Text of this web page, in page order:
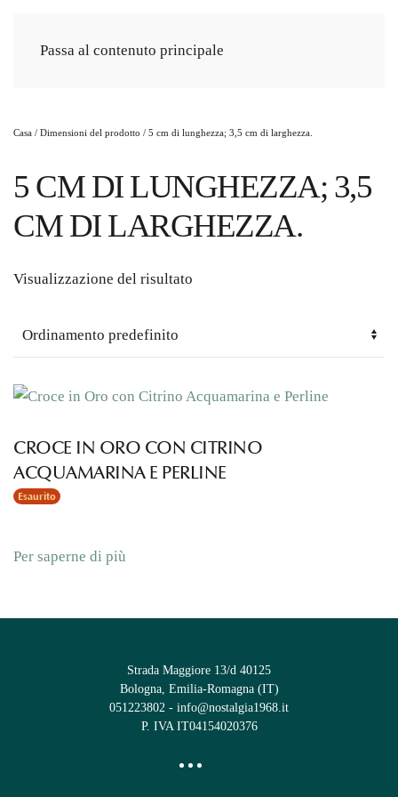
Passa al contenuto principale
Casa / Dimensioni del prodotto / 5 cm di lunghezza; 3,5 cm di larghezza.
5 CM DI LUNGHEZZA; 3,5
CM DI LARGHEZZA.
Visualizzazione del risultato
CROCE IN ORO CON CITRINO
ACQUAMARINA E PERLINE
Esaurito
Per saperne di più
Strada Maggiore 13/d 40125
Bologna, Emilia-Romagna (IT)
051223802 - info@nostalgia1968.it
P. IVA IT04154020376